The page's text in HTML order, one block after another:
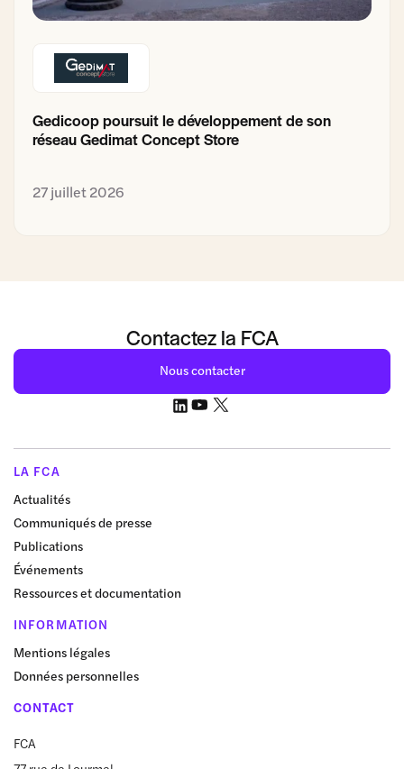
Gedicoop poursuit le développement de son
réseau Gedimat Concept Store
27 juillet 2026
Contactez la FCA
Nous contacter
LA FCA
Actualités
Communiqués de presse
Publications
Événements
Ressources et documentation
INFORMATION
Mentions légales
Données personnelles
CONTACT
FCA